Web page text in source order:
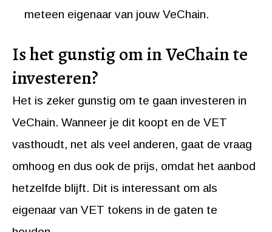
meteen eigenaar van jouw VeChain.
Is het gunstig om in VeChain te
investeren?
Het is zeker gunstig om te gaan investeren in
VeChain. Wanneer je dit koopt en de VET
vasthoudt, net als veel anderen, gaat de vraag
omhoog en dus ook de prijs, omdat het aanbod
hetzelfde blijft. Dit is interessant om als
eigenaar van VET tokens in de gaten te